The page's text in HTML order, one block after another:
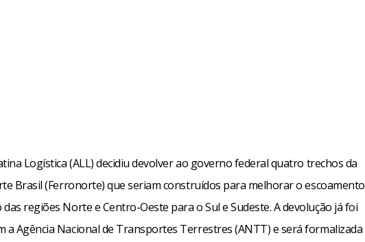
Logística (ALL) decidiu devolver ao governo federal quatro trechos da
Brasil (Ferronorte) que seriam construídos para melhorar o escoamento
regiões Norte e Centro-Oeste para o Sul e Sudeste. A devolução já foi
a Agência Nacional de Transportes Terrestres (ANTT) e será formalizada